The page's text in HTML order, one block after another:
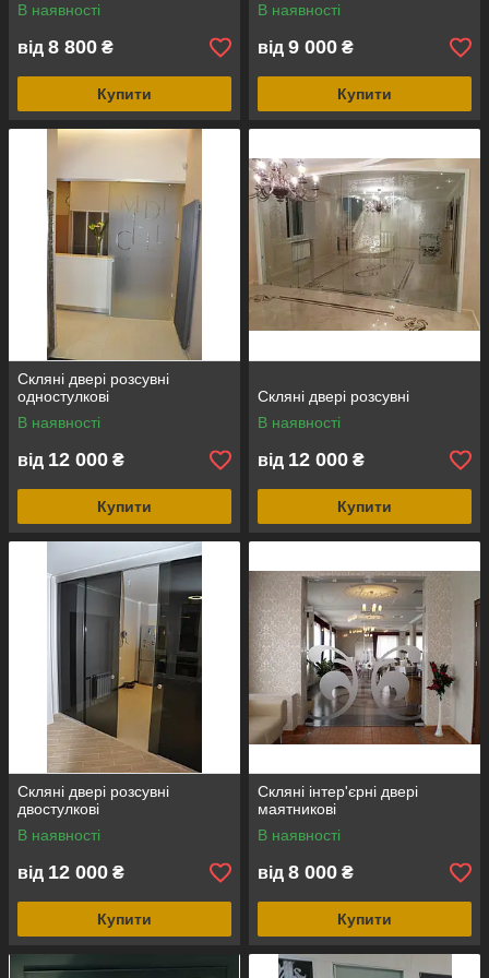
розстібний і маятниковий.
5
можуть бути прозорими, матовими, з
малюнком, фотографією та ін.
6
Розсувні та двостулкові моделі чудово
підходять до будь-якого інтер'єру.
7
Не бояться підвищеної вологості та комах,
не токсичні.
Чому саме мы?
З нами якісно
обладнанню з якісних і надійних
матеріалів. Ми працюємо швидко та якісно.
З нами безпечно
Виготовляються всі товари з загартованого
по особливої технології скла, яке здатне
витримати високі навантаження
і не розбитися.
й матовими, двостулковими та розсувними,
елемент декору.
В наявності
від 8 800 ₴
Купити
В наявності
від 9 000 ₴
Купити
Скляні двері розсувні
одностулкові
В наявності
від 12 000 ₴
Купити
Скляні двері розсувні
В наявності
від 12 000 ₴
Купити
Скляні двері розсувні
двостулкові
В наявності
від 12 000 ₴
Купити
Скляні інтер'єрні двері
маятникові
В наявності
від 8 000 ₴
Купити